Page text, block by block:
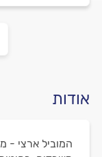
אודות
המוביל ארצי -